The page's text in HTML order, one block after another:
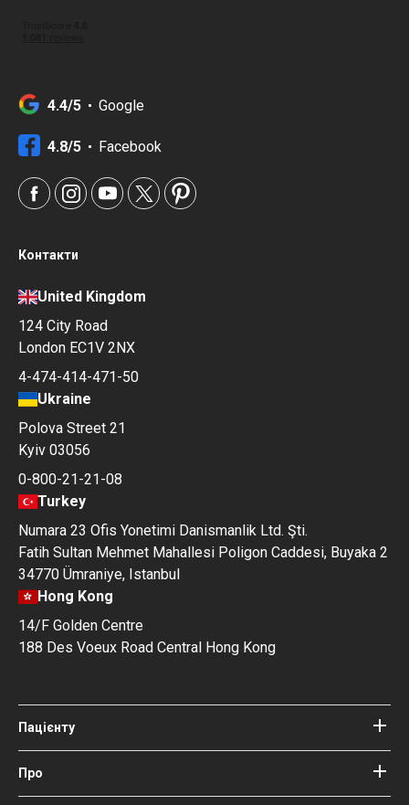
4.4/5 Google
4.8/5 Facebook
Контакти
United Kingdom
124 City Road
London EC1V 2NX
4-474-414-471-50
Ukraine
Polova Street 21
Kyiv 03056
0-800-21-21-08
Turkey
Numara 23 Ofis Yonetimi Danismanlik Ltd. Şti.
Fatih Sultan Mehmet Mahallesi Poligon Caddesi, Buyaka 2
34770 Ümraniye, Istanbul
Hong Kong
14/F Golden Centre
188 Des Voeux Road Central Hong Kong
Пацієнту
Клініки
Лікарі
Блог
Про
Про Bookimed